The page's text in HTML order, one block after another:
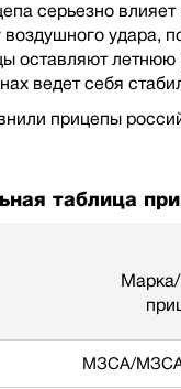
серьезно
удара,
оставляют летнюю
ведет себя
прицепы
таблица
МЗСА/МЗСА